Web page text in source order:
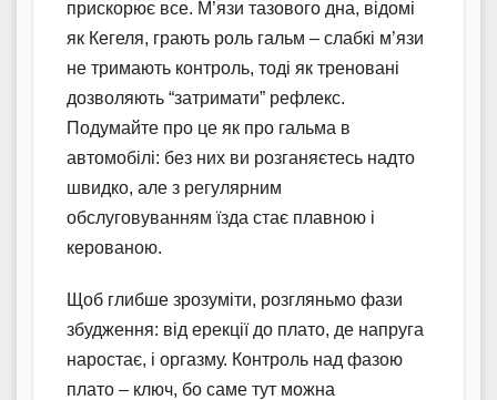
прискорює все. М’язи тазового дна, відомі
як Кегеля, грають роль гальм – слабкі м’язи
не тримають контроль, тоді як треновані
дозволяють “затримати” рефлекс.
Подумайте про це як про гальма в
автомобілі: без них ви розганяєтесь надто
швидко, але з регулярним
обслуговуванням їзда стає плавною і
керованою.
Щоб глибше зрозуміти, розгляньмо фази
збудження: від ерекції до плато, де напруга
наростає, і оргазму. Контроль над фазою
плато – ключ, бо саме тут можна